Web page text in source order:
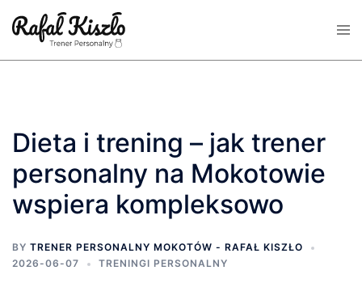
Dieta i trening – jak trener
personalny na Mokotowie
wspiera kompleksowo
BY TRENER PERSONALNY MOKOTÓW - RAFAŁ KISZŁO
2026-06-07
TRENINGI PERSONALNY